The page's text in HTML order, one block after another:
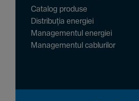
Catalog produse
Distribuția energiei
Managementul energiei
Managementul cablurilor